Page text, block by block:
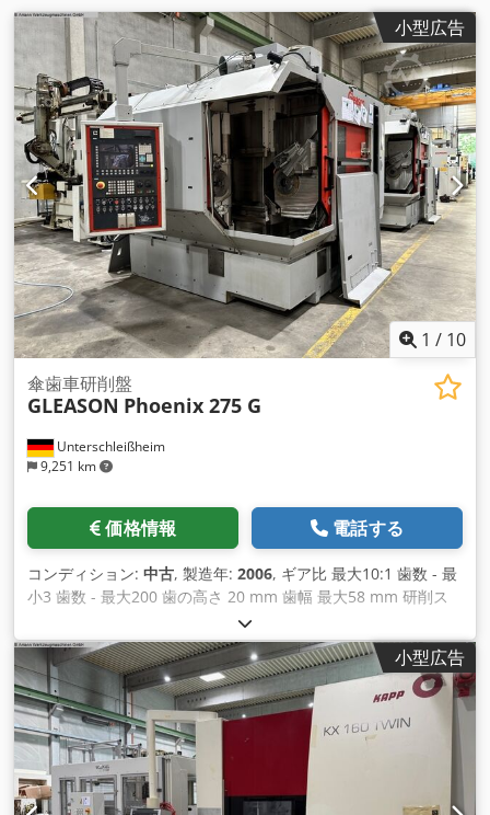
小型広告
1 / 10
Unterschleißheim
9,251 km
傘歯車研削盤
GLEASON Phoenix 275 G
価格情報 電話する
コンディション: 中古, 製造年: 2006, ギア比 最大10:1 歯数 - 最
小3 歯数 - 最大200 歯の高さ 20 mm 歯幅 最大58 mm 研削ス
ピンドル速度 無段階可変 6000 rpm 工作物スピンドル回転数
1200 rpm 工具径 最大230 mm 工具径最小 69.85 mm x軸 325
mm y軸 350 mm z軸 470 mm b軸 + 90.1 / - 1 ° (°) ワークテー
ブル - Ø 212.71 mm 制御装置 SIN 840 D SIEMENS 総所要動力
75 kW Cjdpfx Aqovxwr Asqsha 機械重量 約 10,000 kg 必要ス
ペース 約 6.10 x 4.40 x 3.30 m クーラントフィルターシステム
Hoffmann HSF 100 V
小型広告